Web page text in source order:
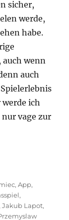
sicher,
werde,
habe.
wenn
auch
ich
vage zur
,App,
,
,Jakub Lapot,